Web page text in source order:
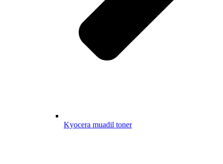
Kyocera muadil toner